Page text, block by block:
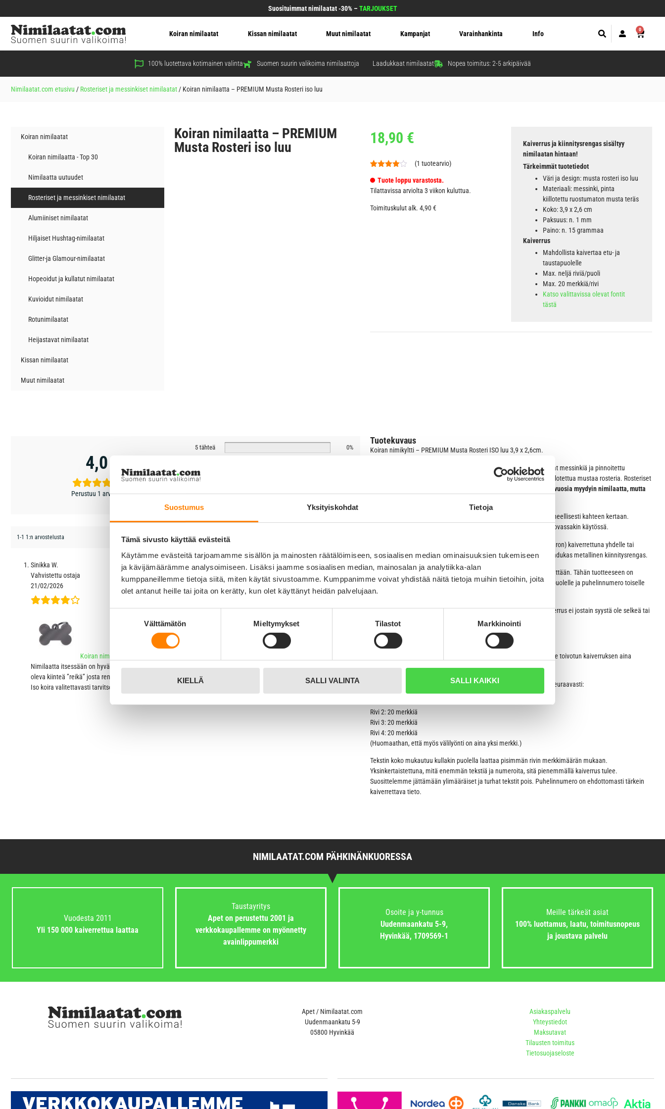
Suostumus Yksityiskohdat Tietoja
Tämä sivusto käyttää evästeitä
Käytämme evästeitä tarjoamamme sisällön ja mainosten räätälöimiseen, sosiaalisen median ominaisuuksien tukemiseen
ja kävijämäärämme analysoimiseen. Lisäksi jaamme sosiaalisen median, mainosalan ja analytiikka-alan
kumppaneillemme tietoja siitä, miten käytät sivustoamme. Kumppanimme voivat yhdistää näitä tietoja muihin tietoihin, joita
olet antanut heille tai joita on kerätty, kun olet käyttänyt heidän palvelujaan.
Välttämätön Mieltymykset Tilastot Markkinointi
KIELLÄ SALLI VALINTA SALLI KAIKKI
Suosituimmat nimilaatat -30% – TARJOUKSET
Koiran nimilaatat Kissan nimilaatat Muut nimilaatat Kampanjat Varainhankinta Info
0
100% luotettava kotimainen valinta Suomen suurin valikoima nimilaattoja Laadukkaat nimilaatat Nopea toimitus: 2-5 arkipäivää
Nimilaatat.com etusivu / Rosteriset ja messinkiset nimilaatat/ Koiran nimilaatta – PREMIUM Musta Rosteri iso luu
Koiran nimilaatat
Koiran nimilaatta - Top 30
Nimilaatta uutuudet
Rosteriset ja messinkiset nimilaatat
Alumiiniset nimilaatat
Hiljaiset Hushtag-nimilaatat
Glitter-ja Glamour-nimilaatat
Hopeoidut ja kullatut nimilaatat
Kuvioidut nimilaatat
Rotunimilaatat
Heijastavat nimilaatat
Kissan nimilaatat
Muut nimilaatat
Koiran nimilaatta – PREMIUM
Musta Rosteri iso luu
18,90 €
4.00
5:stä
perustuen
arvotukseen.
(1 tuotearvio)
Tuote loppu varastosta.
Tilattavissa arviolta 3 viikon kuluttua.
Toimituskulut alk. 4,90 €
Kaiverrus ja kiinnitysrengas sisältyy
nimilaatan hintaan!
Tärkeimmät tuotetiedot
Väri ja design: musta rosteri iso luu
Materiaali: messinki, pinta
kiillotettu ruostumaton musta teräs
Koko: 3,9 x 2,6 cm
Paksuus: n. 1 mm
Paino: n. 15 grammaa
Kaiverrus
Mahdollista kaivertaa etu- ja
taustapuolelle
Max. neljä riviä/puoli
Max. 20 merkkiä/rivi
Katso valittavissa olevat fontit
tästä
4,0
Perustuu 1 arvioon
5 tähteä
0%
3 tähteä
0%
1-1 1:n arvostelusta
Sinikka W.
Vahvistettu ostaja
21/02/2026
Koiran nimilaatta - PREMIUM Musta Rosteri iso luu
Nimilaatta itsessään on hyvä. Mukana tuleva vähän isompikin kiinnitysrengas on liian pieni Cerberos valjaisiin. Laatassa
oleva kiinteä ”reikä” josta rengas laitetaan läpi on sekin niin pieni, ettei siitä saa menemään läpi riittävän isoa rengasta.
Iso koira valitettavasti tarvitsee isot tukevat valjaat, joissa on paksua metallia oleva kestävä kiinnityslenkki.
Tuotekuvaus
Koiran nimikyltti – PREMIUM Musta Rosteri ISO luu 3,9 x 2,6cm.
Huikea uutuus ja tuleva uusi kestosuosikki! Rosteriset nimilaatat ovat messinkiä ja pinnoitettu
ruostumattomalla teräksellä. Molemmat puolet upeasti kiiltävää kiillotettua mustaa rosteria. Rosteriset
Perinteinen rosterilaatta on ollut vuosia myydyin nimilaatta, mutta
Kaiverrusjälki on syvä ja erittäin siisti, koska kaiverramme laatan koneellisesti kahteen kertaan.
Kaiverrettu teksti on luettavissa laatasta vuosia, vaikka laatta olisi kovassakin käytössä.
Ilmoitettu hinta sisältää lyhyen tekstin (esim. nimen ja puhelinnumeron) kaiverrettuna yhdelle tai
kahdelle puolelle toiveesi mukaan. Tuotteen mukana tulee myös laadukas metallinen kiinnitysrengas.
Kirjoitathan nimilaattaan haluamasi kaiverruksen sille varattuun kenttään. Tähän tuotteeseen on
mahdollista kaivertaa etu- ja/tai taustapuolelle. Esim. nimi toiselle puolelle ja puhelinnumero toiselle
puolelle nimilaattaa.
Otamme yhteyttä sähköpostitse, mikäli nimilaattaan toivomasi kaiverrus ei jostain syystä ole selkeä tai
toteutettavissa.
Lisätietoa kaiverruksesta:
Kaiverrus tulee laattaan aina keskitetysti keskelle laattaa. Rivitämme toivotun kaiverruksen aina
mahdollisimman tyylikkääksi ja luettavaksi.
Tähän tuotteeseen on mahdollista kaivertaa etu- ja taustapuolelle seuraavasti:
Rivi 2: 20 merkkiä
Rivi 3: 20 merkkiä
Rivi 4: 20 merkkiä
(Huomaathan, että myös välilyönti on aina yksi merkki.)
Tekstin koko mukautuu kullakin puolella laattaa pisimmän rivin merkkimäärän mukaan.
Yksinkertaistettuna, mitä enemmän tekstiä ja numeroita, sitä pienemmällä kaiverrus tulee.
Suosittelemme jättämään ylimääräiset ja turhat tekstit pois. Puhelinnumero on ehdottomasti tärkein
kaiverrettava tieto.
NIMILAATAT.COM PÄHKINÄNKUORESSA
Vuodesta 2011
Yli 150 000 kaiverrettua laattaa
Taustayritys
Apet on perustettu 2001 ja
verkkokaupallemme on myönnetty
avainlippumerkki
Osoite ja y-tunnus
Uudenmaankatu 5-9,
Hyvinkää, 1709569-1
Meille tärkeät asiat
100% luottamus, laatu, toimitusnopeus
ja joustava palvelu
Apet / Nimilaatat.com
Uudenmaankatu 5-9
05800 Hyvinkää
Asiakaspalvelu
Yhteystiedot
Maksutavat
Tilausten toimitus
Tietosuojaseloste